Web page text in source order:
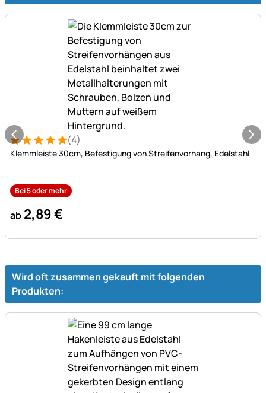
Bewertung: 5 von 5 (4 Bewertungen)
4 Bewertungen
(4)
Klemmleiste 30cm, Befestigung von Streifenvorhang, Edelstahl
Bei 5 oder mehr
ab 2,89€
Wird oft zusammen gekauft mit folgenden
Produkten: